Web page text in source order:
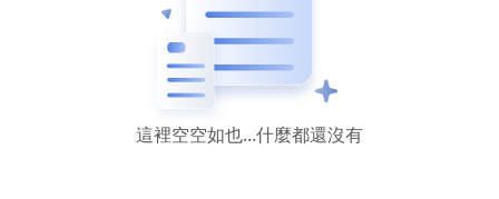
這裡空空如也...什麼都還沒有